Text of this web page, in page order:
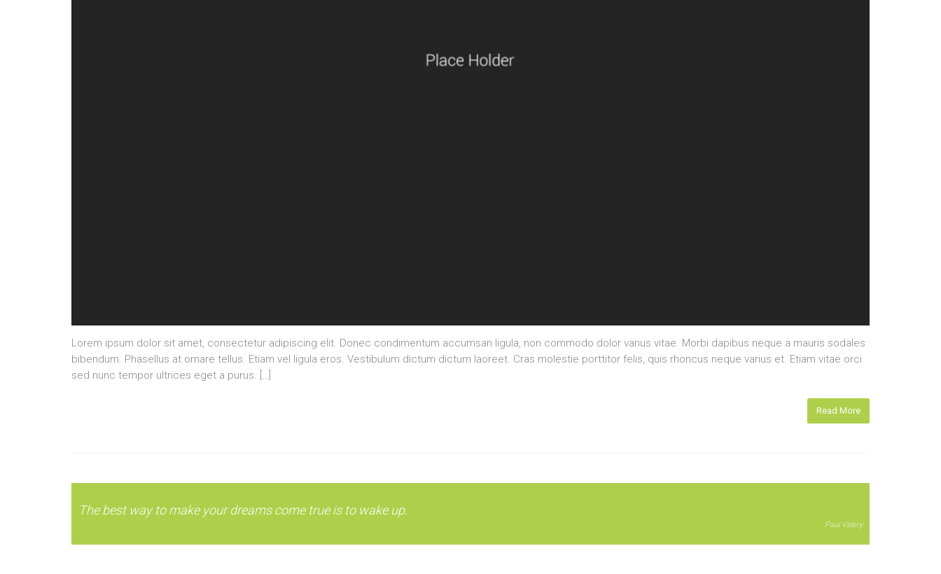
Lorem ipsum dolor sit amet, consectetur adipiscing elit. Donec condimentum accumsan ligula, non commodo dolor varius vitae. Morbi dapibus neque a mauris sodales
bibendum. Phasellus at ornare tellus. Etiam vel ligula eros. Vestibulum dictum dictum laoreet. Cras molestie porttitor felis, quis rhoncus neque varius et. Etiam vitae orci
sed nunc tempor ultrices eget a purus. […]
Read More
The best way to make your dreams come true is to wake up.
Paul Valery